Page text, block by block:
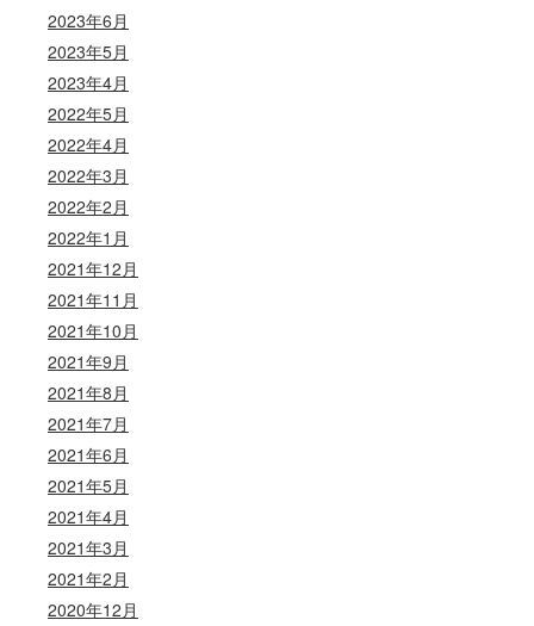
2023年6月
2023年5月
2023年4月
2022年5月
2022年4月
2022年3月
2022年2月
2022年1月
2021年12月
2021年11月
2021年10月
2021年9月
2021年8月
2021年7月
2021年6月
2021年5月
2021年4月
2021年3月
2021年2月
2020年12月